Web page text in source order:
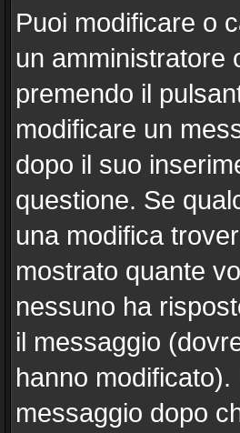
Puoi modificare o
un amministratore
premendo il
modificare un
dopo il suo
questione. Se
una modifica
mostrato quante
nessuno ha
il messaggio
hanno
messaggio dopo